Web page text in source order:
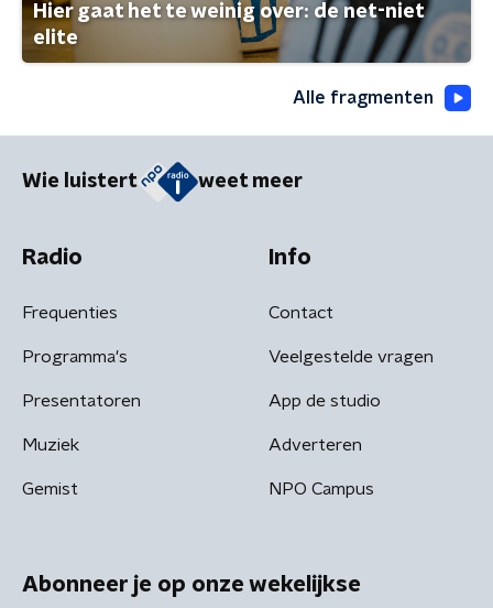
Hier gaat het te weinig over: de net-niet
elite
Alle fragmenten
Wie luistert weet meer
Radio
Frequenties
Programma's
Presentatoren
Muziek
Gemist
Info
Contact
Veelgestelde vragen
App de studio
Adverteren
NPO Campus
Abonneer je op onze wekelijkse